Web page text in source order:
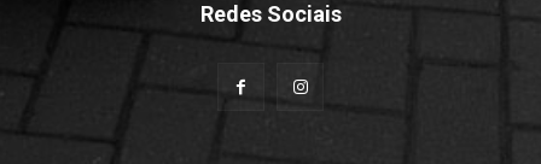
Redes Sociais